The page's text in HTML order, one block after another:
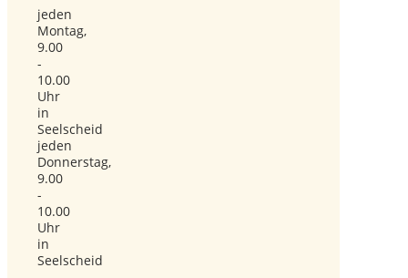
jeden
Montag,
9.00
-
10.00
Uhr
in
Seelscheid
jeden
Donnerstag,
9.00
-
10.00
Uhr
in
Seelscheid